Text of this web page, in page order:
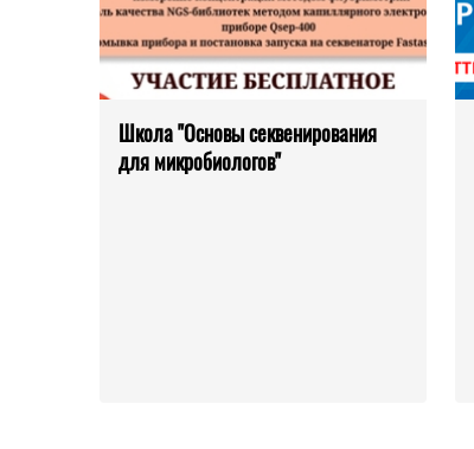
Школа "Основы секвенирования
для микробиологов"